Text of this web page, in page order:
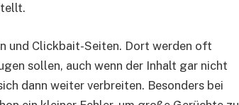
und Clickbait-Seiten. Dort werden oft
sollen, auch wenn der Inhalt gar nicht
dann weiter verbreiten. Besonders bei